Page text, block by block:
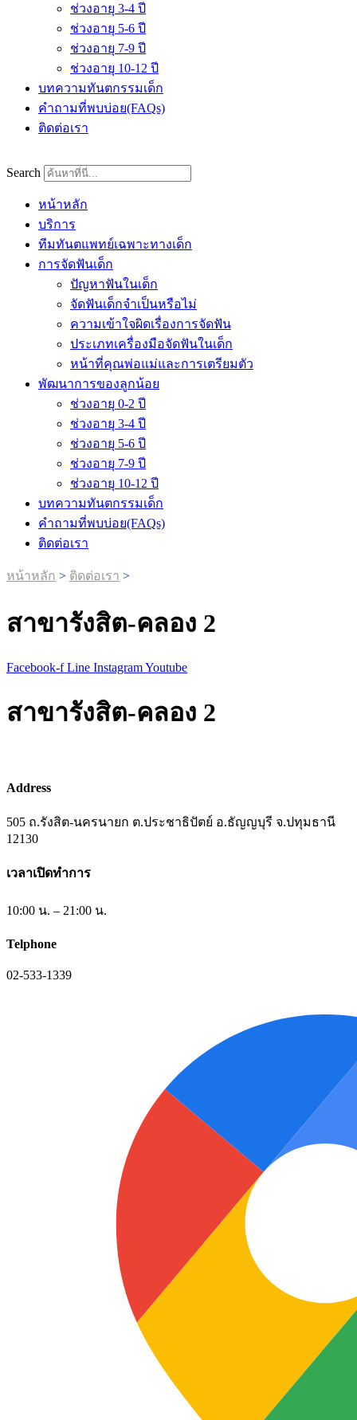
ช่วงอายุ 3-4 ปี
ช่วงอายุ 5-6 ปี
ช่วงอายุ 7-9 ปี
ช่วงอายุ 10-12 ปี
บทความทันตกรรมเด็ก
คำถามที่พบบ่อย(FAQs)
ติดต่อเรา
Search
หน้าหลัก
บริการ
ทีมทันตแพทย์เฉพาะทางเด็ก
การจัดฟันเด็ก
ปัญหาฟันในเด็ก
จัดฟันเด็กจำเป็นหรือไม่
ความเข้าใจผิดเรื่องการจัดฟัน
ประเภทเครื่องมือจัดฟันในเด็ก
หน้าที่คุณพ่อแม่และการเตรียมตัว
พัฒนาการของลูกน้อย
ช่วงอายุ 0-2 ปี
ช่วงอายุ 3-4 ปี
ช่วงอายุ 5-6 ปี
ช่วงอายุ 7-9 ปี
ช่วงอายุ 10-12 ปี
บทความทันตกรรมเด็ก
คำถามที่พบบ่อย(FAQs)
ติดต่อเรา
หน้าหลัก > ติดต่อเรา >
สาขารังสิต-คลอง 2
Facebook-f Line InstagramYoutube
สาขารังสิต-คลอง 2
Address
505 ถ.รังสิต-นครนายก ต.ประชาธิปัตย์ อ.ธัญญบุรี จ.ปทุมธานี
12130
เวลาเปิดทำการ
10:00 น. – 21:00 น.
Telphone
02-533-1339